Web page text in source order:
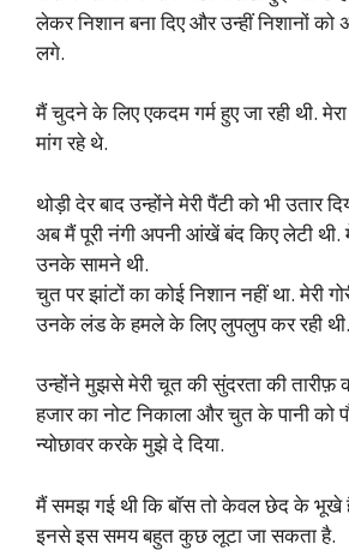
लेकर निशान बना दिए और उन्हीं निशानों
लगे.
मैं चुदने के लिए एकदम गर्म हुए जा रही थी.
मांग रहे थे.
थोड़ी देर बाद उन्होंने मेरी पैंटी को भी उतार
अब मैं पूरी नंगी अपनी आंखें बंद किए लेटी
उनके सामने थी.
चुत पर झांटों का कोई निशान नहीं था. मेरी
उनके लंड के हमले के लिए लुपलुप कर रही थी.
उन्होंने मुझसे मेरी चूत की सुंदरता की
हजार का नोट निकाला और चुत के पानी को
न्योछावर करके मुझे दे दिया.
मैं समझ गई थी कि बॉस तो केवल छेद के भूखे
इनसे इस समय बहुत कुछ लूटा जा सकता है.